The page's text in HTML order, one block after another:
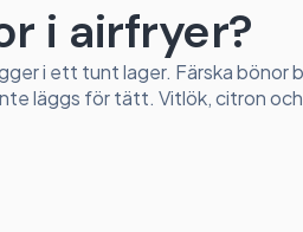
i airfryer?
i ett tunt lager. Färska bönor
läggs för tätt. Vitlök, citron